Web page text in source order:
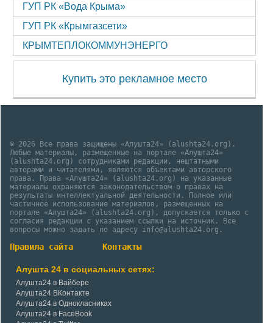
ГУП РК «Вода Крыма»
ГУП РК «Крымгазсети»
КРЫМТЕПЛОКОММУНЭНЕРГО
Купить это рекламное место
© 2026 Все права защищены «Алушта24» (alushta24.org).
Любые материалы, размещенные на портале «Алушта24»
(alushta24.org) сотрудниками редакции, нештатными
авторами и читателями, являются объектами авторского
права. Права «Алушта24» (alushta24.org) на указанные
материалы охраняются законодательством о правах на
результаты интеллектуальной деятельности. Полное или
частичное использование материалов, размещенных на
портале «Алушта24» (alushta24.org), допускается только с
согласия редакции с указанием ссылки на источник. Все
вопросы можно задать по адресу info@alushta24.org.
Правила сайта Контакты
Алушта 24 в социальных сетях:
Алушта24 в Вайбере
Алушта24 ВКонтакте
Алушта24 в Однокласниках
Алушта24 в FaceBook